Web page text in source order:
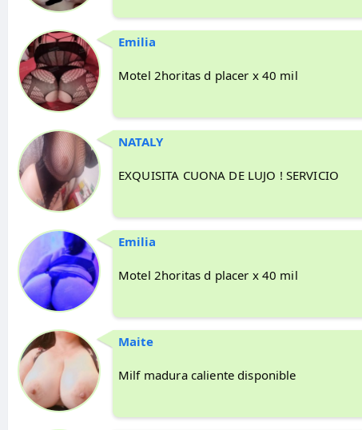
Emilia
Motel 2horitas d placer x 40 mil
NATALY
EXQUISITA CUONA DE LUJO ! SERVICIO
Emilia
Motel 2horitas d placer x 40 mil
Maite
Milf madura caliente disponible